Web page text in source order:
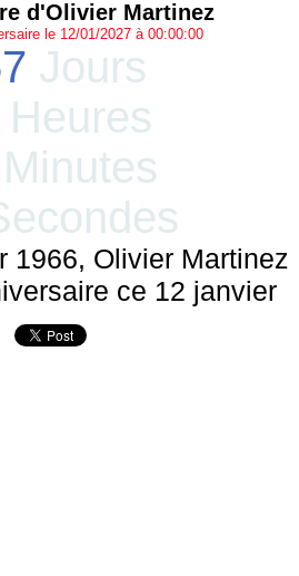
d'Olivier Martinez
le 12/01/2027 à 00:00:00
Jours
Heures
Minutes
1966, Olivier Martinez
ce 12 janvier